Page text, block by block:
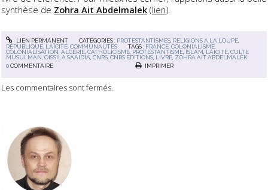
synthèse de Zohra Ait Abdelmalek (lien).
LIEN PERMANENT CATÉGORIES : PROTESTANTISMES, RELIGIONS À LA LOUPE,
RÉPUBLIQUE, LAÏCITÉ, COMMUNAUTÉS
TAGS : FRANCE ,COLONIALISME
COLONIALISATION ,ALGÉRIE ,CATHOLICISME PROTESTANTISME ISLAM LAÏCITÉ ,CULTE
MUSULMAN ,OISSILA SAAIDIA ,CNRS ,CNRS ÉDITIONS LIVRE ZOHRA AIT ABDELMALEK
0COMMENTAIRE IMPRIMER
Les commentaires sont fermés.